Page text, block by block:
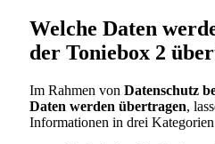
Welche Daten
der Toniebox 2
Im Rahmen von Datenschutz
Daten werden übertragen,
Informationen in drei